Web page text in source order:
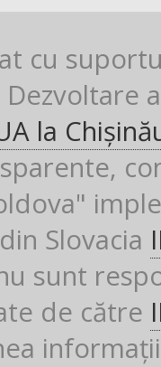
cu
la
Slovacia
sunt
de către